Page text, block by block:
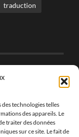
technologies telles
des appareils. Le
traiter des données
sur ce site. Le fait de
traduction
SIRET - 814